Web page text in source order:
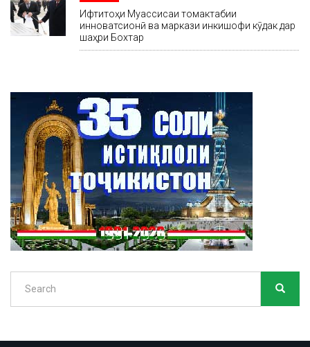
Ифтитоҳи Муассисаи томактабии
инноватсионӣ ва маркази инкишофи кӯдак дар
шаҳри Бохтар
Search